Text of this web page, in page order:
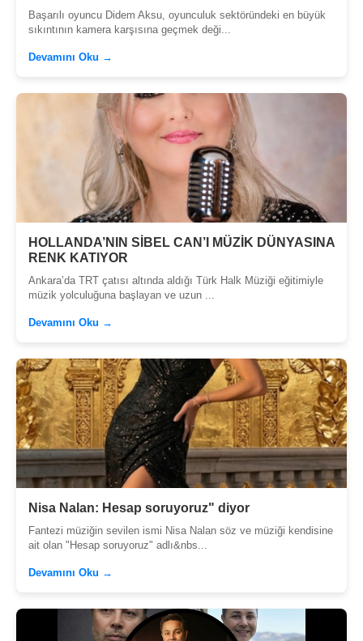
Başarılı oyuncu Didem Aksu, oyunculuk sektöründeki en büyük
sıkıntının kamera karşısına geçmek deği...
Devamını Oku →
HOLLANDA’NIN SİBEL CAN’I MÜZİK DÜNYASINA
RENK KATIYOR
Ankara’da TRT çatısı altında aldığı Türk Halk Müziği eğitimiyle
müzik yolculuğuna başlayan ve uzun ...
Devamını Oku →
Nisa Nalan: Hesap soruyoruz" diyor
Fantezi müziğin sevilen ismi Nisa Nalan söz ve müziği kendisine
ait olan "Hesap soruyoruz" adlı&nbs...
Devamını Oku →